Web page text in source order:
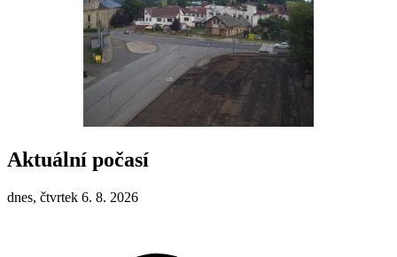
Aktuální počasí
dnes, čtvrtek 6. 8. 2026